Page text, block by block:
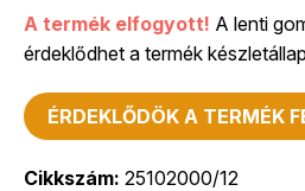
A termék elfogyott! A lenti
érdeklődhet a termék
ÉRDEKLŐDÖK A TERMÉK
Cikkszám: 25102000/12